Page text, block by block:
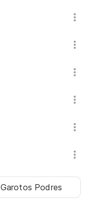
Podres